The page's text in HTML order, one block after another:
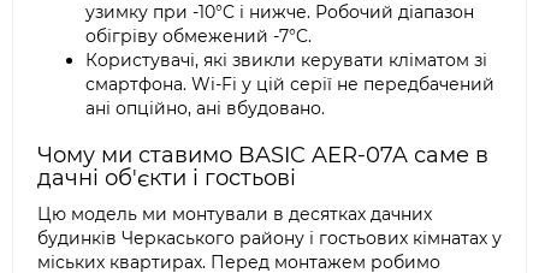
узимку при -10°C і нижче. Робочий діапазон
обігріву обмежений -7°C.
Користувачі, які звикли керувати кліматом зі
смартфона. Wi-Fi у цій серії не передбачений
ані опційно, ані вбудовано.
Чому ми ставимо BASIC AER-07A саме в
дачні об'єкти і гостьові
Цю модель ми монтували в десятках дачних
будинків Черкаського району і гостьових кімнатах у
міських квартирах. Перед монтажем робимо